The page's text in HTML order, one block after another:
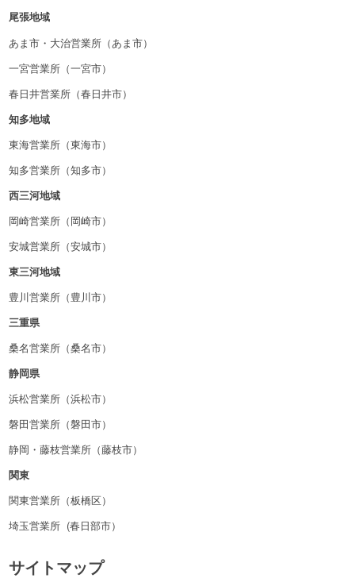
尾張地域
あま市・大治営業所（あま市）
一宮営業所（一宮市）
春日井営業所（春日井市）
知多地域
東海営業所（東海市）
知多営業所（知多市）
西三河地域
岡崎営業所（岡崎市）
安城営業所（安城市）
東三河地域
豊川営業所（豊川市）
三重県
桑名営業所（桑名市）
静岡県
浜松営業所（浜松市）
磐田営業所（磐田市）
静岡・藤枝営業所（藤枝市）
関東
関東営業所（板橋区）
埼玉営業所 (春日部市）
サイトマップ